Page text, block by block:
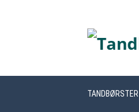
TANDBØRSTER